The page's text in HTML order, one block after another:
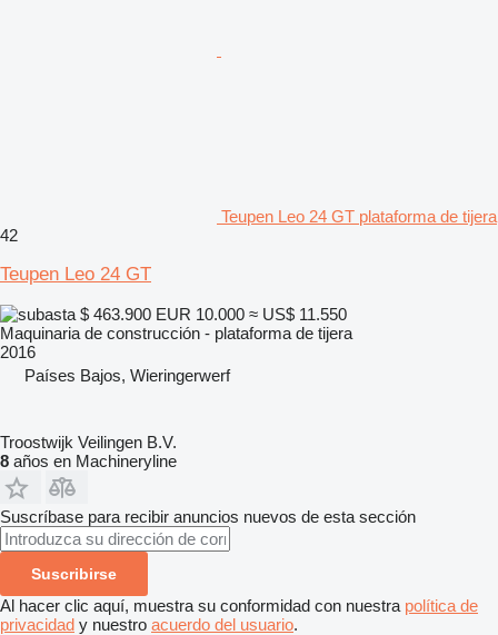
Teupen Leo 24 GT plataforma de tijera
42
Teupen Leo 24 GT
$ 463.900 EUR 10.000 ≈ US$ 11.550
Maquinaria de construcción - plataforma de tijera
2016
Países Bajos, Wieringerwerf
Troostwijk Veilingen B.V.
8 años en Machineryline
Suscríbase para recibir anuncios nuevos de esta sección
Suscribirse
Al hacer clic aquí, muestra su conformidad con nuestra política de
privacidad y nuestro acuerdo del usuario.